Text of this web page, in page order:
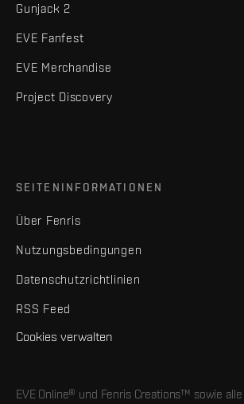
Gunjack 2
EVE Fanfest
EVE Merchandise
Project Discovery
SEITENINFORMATIONEN
Über Fenris
Nutzungsbedingungen
Datenschutzrichtlinien
RSS Feed
Cookies verwalten
EVE Online® und Fenris Creations™ sowie